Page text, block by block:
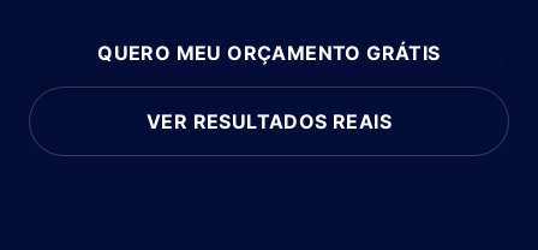
QUERO MEU ORÇAMENTO GRÁTIS
VER RESULTADOS REAIS